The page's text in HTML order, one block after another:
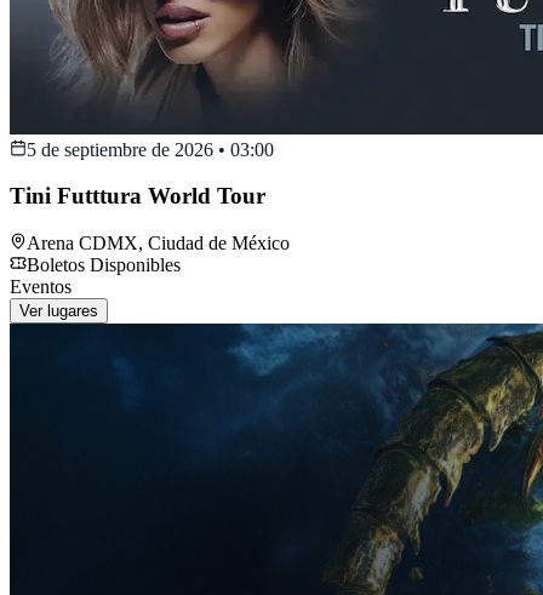
5 de septiembre de 2026 • 03:00
Tini Futttura World Tour
Arena CDMX, Ciudad de México
Boletos Disponibles
Eventos
Ver lugares